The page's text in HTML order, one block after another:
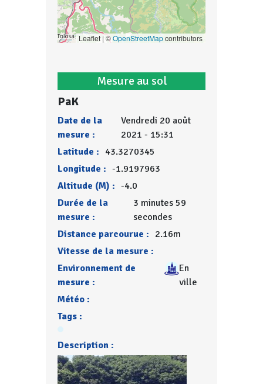
Leaflet | ©OpenStreetMapcontributors
Mesure au sol
PaK
Date de la
mesure :
Vendredi 20 août
2021 - 15:31
Latitude : 43.3270345
Longitude : -1.9197963
Altitude (M) : -4.0
Durée de la
mesure :
3 minutes 59
secondes
Distance parcourue : 2.16m
Vitesse de la mesure :
Environnement de
mesure :
En
ville
Météo :
Tags :
Description :